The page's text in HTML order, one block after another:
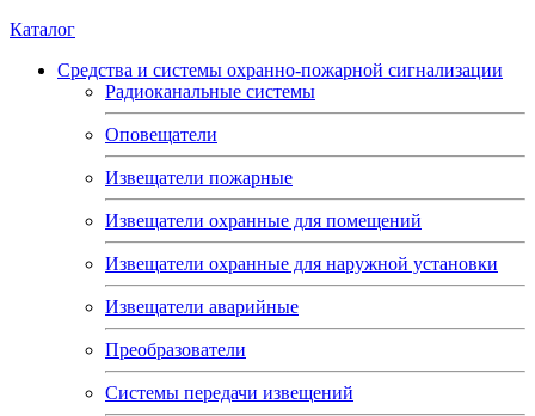
Каталог
Средства и системы охранно-пожарной сигнализации
Радиоканальные системы
Оповещатели
Извещатели пожарные
Извещатели охранные для помещений
Извещатели охранные для наружной установки
Извещатели аварийные
Преобразователи
Системы передачи извещений